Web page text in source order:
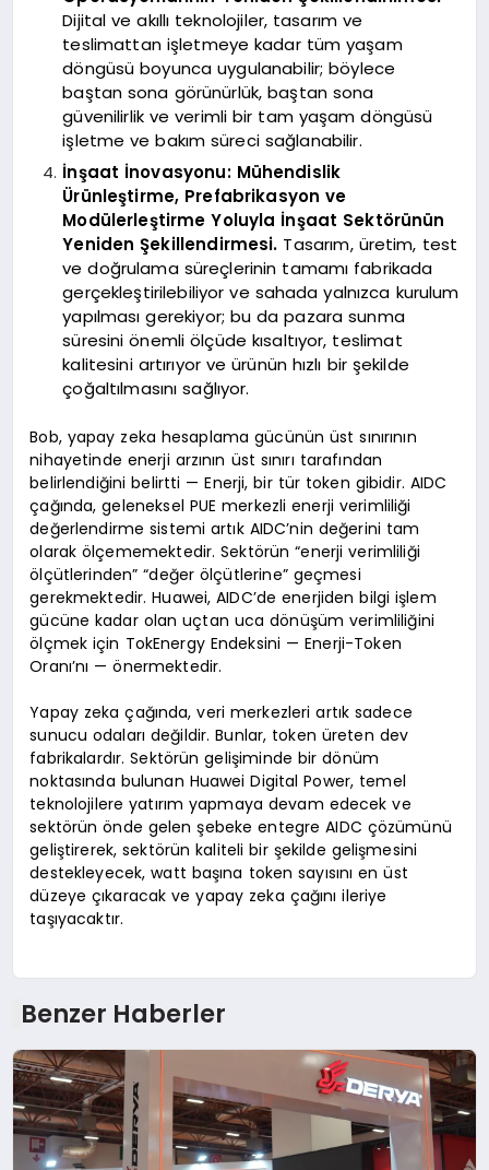
Dijital ve akıllı teknolojiler, tasarım ve
teslimattan işletmeye kadar tüm yaşam
döngüsü boyunca uygulanabilir; böylece
baştan sona görünürlük, baştan sona
güvenilirlik ve verimli bir tam yaşam döngüsü
işletme ve bakım süreci sağlanabilir.
İnşaat İnovasyonu: Mühendislik
Ürünleştirme, Prefabrikasyon ve
Modülerleştirme Yoluyla İnşaat Sektörünün
Yeniden Şekillendirmesi. Tasarım, üretim, test
ve doğrulama süreçlerinin tamamı fabrikada
gerçekleştirilebiliyor ve sahada yalnızca kurulum
yapılması gerekiyor; bu da pazara sunma
süresini önemli ölçüde kısaltıyor, teslimat
kalitesini artırıyor ve ürünün hızlı bir şekilde
çoğaltılmasını sağlıyor.
Bob, yapay zeka hesaplama gücünün üst sınırının
nihayetinde enerji arzının üst sınırı tarafından
belirlendiğini belirtti — Enerji, bir tür token gibidir. AIDC
çağında, geleneksel PUE merkezli enerji verimliliği
değerlendirme sistemi artık AIDC’nin değerini tam
olarak ölçememektedir. Sektörün “enerji verimliliği
ölçütlerinden” “değer ölçütlerine” geçmesi
gerekmektedir. Huawei, AIDC’de enerjiden bilgi işlem
gücüne kadar olan uçtan uca dönüşüm verimliliğini
ölçmek için TokEnergy Endeksini — Enerji-Token
Oranı’nı — önermektedir.
Yapay zeka çağında, veri merkezleri artık sadece
sunucu odaları değildir. Bunlar, token üreten dev
fabrikalardır. Sektörün gelişiminde bir dönüm
noktasında bulunan Huawei Digital Power, temel
teknolojilere yatırım yapmaya devam edecek ve
sektörün önde gelen şebeke entegre AIDC çözümünü
geliştirerek, sektörün kaliteli bir şekilde gelişmesini
destekleyecek, watt başına token sayısını en üst
düzeye çıkaracak ve yapay zeka çağını ileriye
taşıyacaktır.
Benzer Haberler